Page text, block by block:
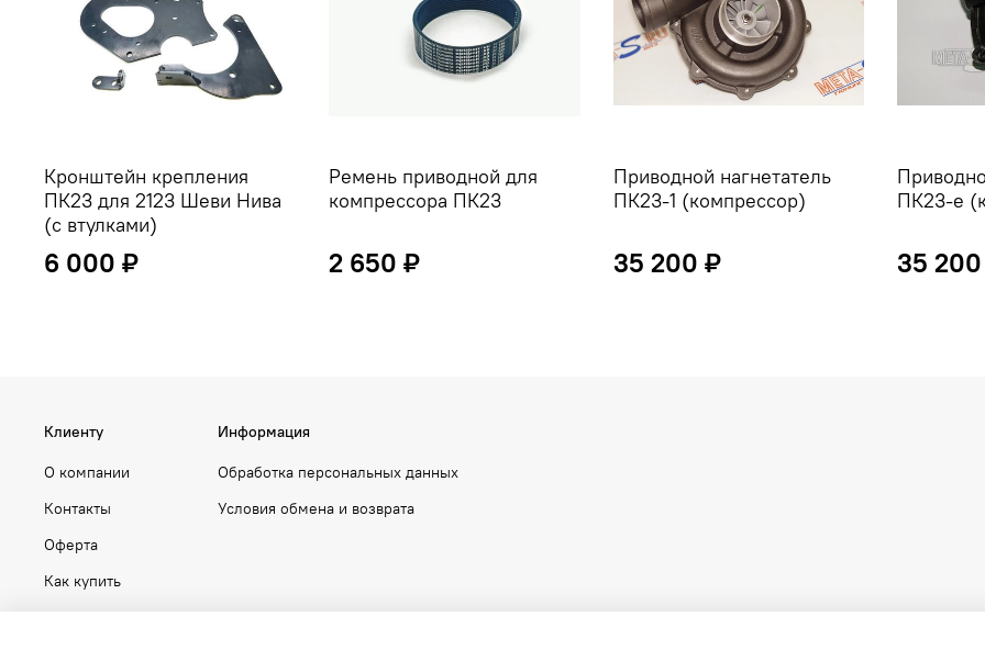
Кронштейн крепления
ПК23 для 2123 Шеви Нива
(с втулками)
6 000 ₽
Ремень приводной для
компрессора ПК23
2 650 ₽
Приводной нагнетатель
ПК23-1 (компрессор)
35 200 ₽
ПК23-e
35
Клиенту
О компании
Контакты
Оферта
Как купить
Информация
Обработка персональных данных
Условия обмена и возврата